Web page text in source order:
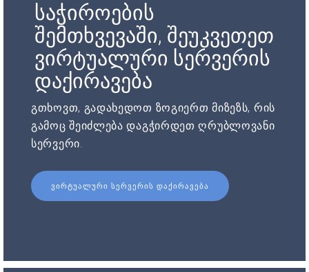
საჭიროების
შემთხვევაში, შეუკვეთეთ
ვირტუალური სერვერის
დაქირავება
გთხოვთ, გადახედოთ ზოგიერთ მიზეზს, რის
გამოც შეიძლება დაგჭირდეთ ღრუბლოვანი
სერვერი.
ᲕᲘᲠᲢᲣᲐᲚᲣᲠᲘ ᲡᲔᲠᲕᲔᲠᲘᲡ ᲓᲐᲥᲘᲠᲐᲕᲔᲑᲐ